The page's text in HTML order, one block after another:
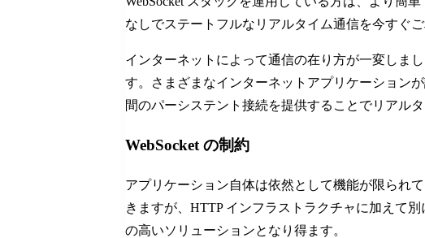
なしでステートフルなリアルタイム通信を今すぐご
インターネットによって通信の在り方が一変しま
す。さまざまなインターネットアプリケーション
間のパーシステント接続を提供することでリアル
WebSocket の制約
アプリケーション自体は依然として機能が限られ
きますが、HTTP インフラストラクチャに加えて
の高いソリューションとなり得ます。